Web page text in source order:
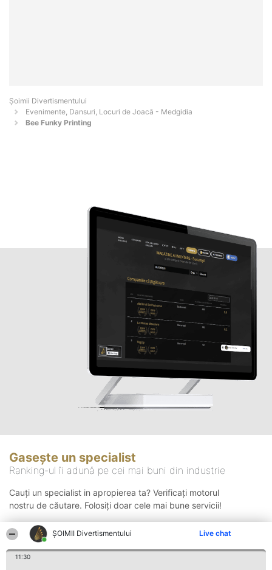
ŞOIMII Divertismentului Live chat
11:30
Şoimii Divertismentului
Evenimente, Dansuri, Locuri de Joacă - Medgidia
Bee Funky Printing
Gasește un specialist
Ranking-ul îi adună pe cei mai buni din industrie
Cauți un specialist in apropierea ta? Verificați motorul
nostru de căutare. Folosiți doar cele mai bune servicii!